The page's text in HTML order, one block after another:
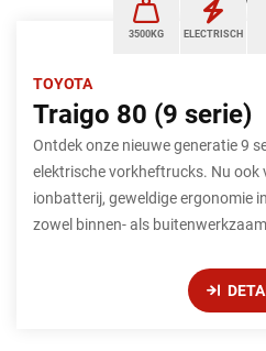
3500KG ELECTRISCH
TOYOTA
Traigo 80 (9 serie)
Ontdek onze nieuwe generatie 9
elektrische vorkheftrucks. Nu ook
ionbatterij, geweldige ergonomie
zowel binnen- als